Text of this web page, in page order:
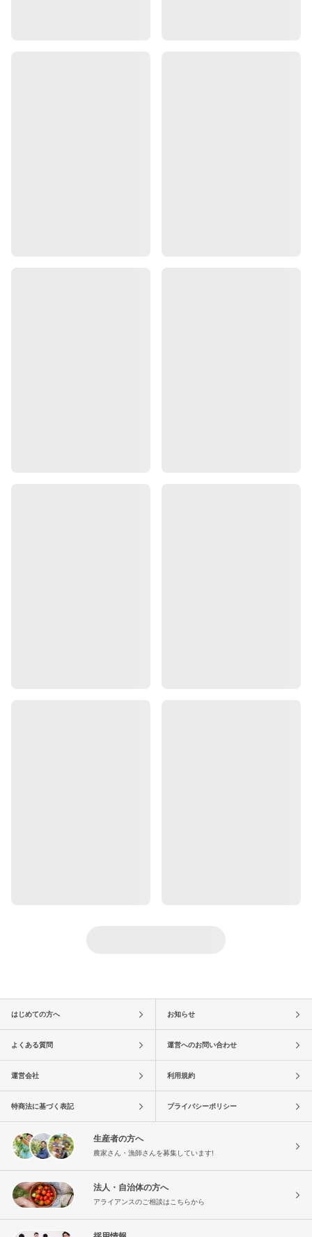
はじめての方へ お知らせ
よくある質問 運営へのお問い合わせ
運営会社 利用規約
特商法に基づく表記 プライバシーポリシー
生産者の方へ
農家さん・漁師さんを募集しています!
法人・自治体の方へ
アライアンスのご相談はこちらから